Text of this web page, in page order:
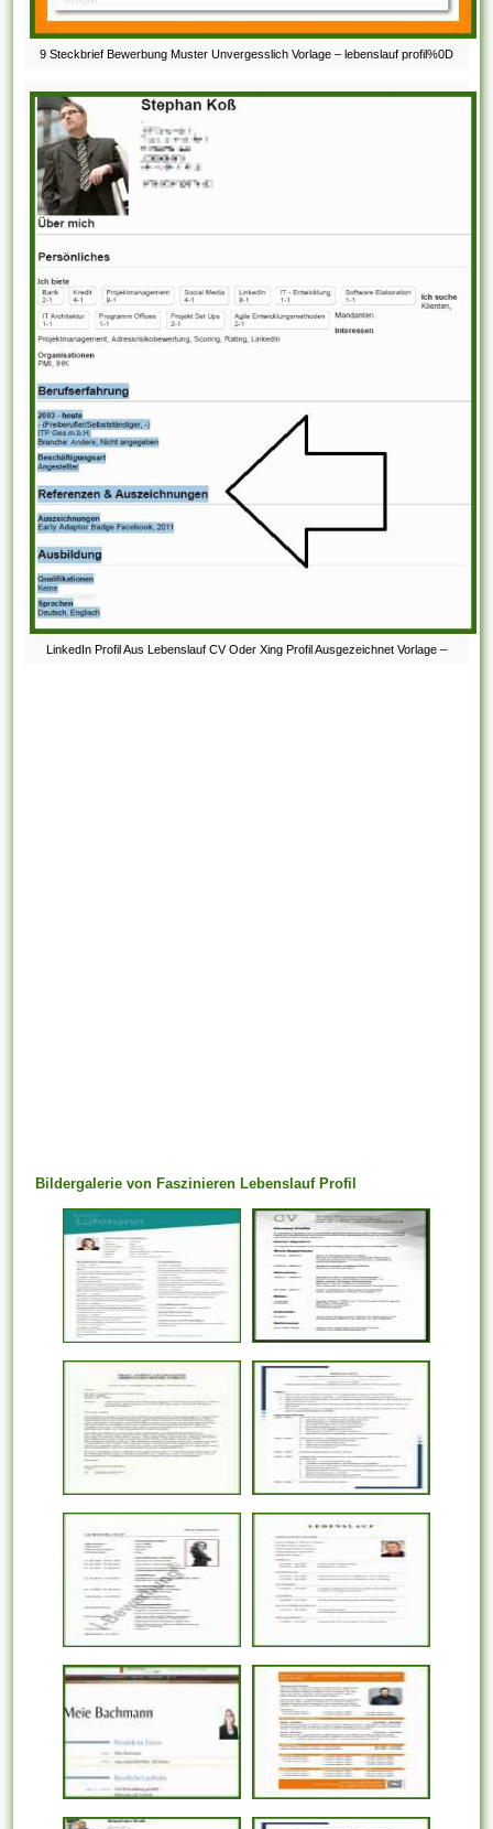
9 Steckbrief Bewerbung Muster Unvergesslich Vorlage – lebenslauf profil%0D
LinkedIn Profil Aus Lebenslauf CV Oder Xing Profil Ausgezeichnet Vorlage –
Bildergalerie von Faszinieren Lebenslauf Profil